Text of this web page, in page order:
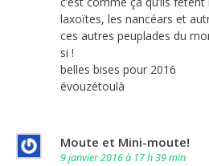
laxoïtes, les nancéars et
ces autres peuplades du
si !
belles bises pour 2016
évouzétoulà
Moute et Mini-moute!
9 janvier 2016 à 17 h 39 min